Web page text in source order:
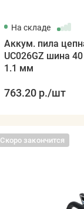
На складе
Аккум. пила
UC026GZ шина
1.1 мм
763.20 р./шт
Скоро закончится